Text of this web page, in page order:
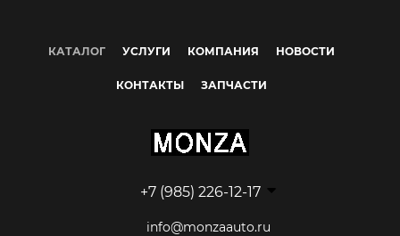
КАТАЛОГ УСЛУГИ КОМПАНИЯ НОВОСТИ
КОНТАКТЫ ЗАПЧАСТИ
+7 (985) 226-12-17
info@monzaauto.ru